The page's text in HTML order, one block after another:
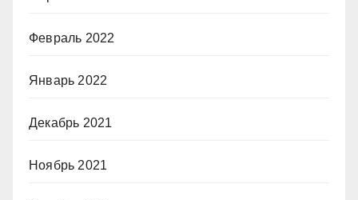
Февраль 2022
Январь 2022
Декабрь 2021
Ноябрь 2021